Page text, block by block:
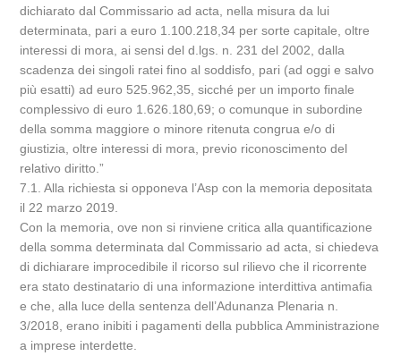
dichiarato dal Commissario ad acta, nella misura da lui
determinata, pari a euro 1.100.218,34 per sorte capitale, oltre
interessi di mora, ai sensi del d.lgs. n. 231 del 2002, dalla
scadenza dei singoli ratei fino al soddisfo, pari (ad oggi e salvo
più esatti) ad euro 525.962,35, sicché per un importo finale
complessivo di euro 1.626.180,69; o comunque in subordine
della somma maggiore o minore ritenuta congrua e/o di
giustizia, oltre interessi di mora, previo riconoscimento del
relativo diritto.”
7.1. Alla richiesta si opponeva l’Asp con la memoria depositata
il 22 marzo 2019.
Con la memoria, ove non si rinviene critica alla quantificazione
della somma determinata dal Commissario ad acta, si chiedeva
di dichiarare improcedibile il ricorso sul rilievo che il ricorrente
era stato destinatario di una informazione interdittiva antimafia
e che, alla luce della sentenza dell’Adunanza Plenaria n.
3/2018, erano inibiti i pagamenti della pubblica Amministrazione
a imprese interdette.